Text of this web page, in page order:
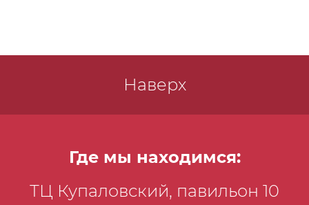
Наверх
Где мы находимся:
ТЦ Купаловский, павильон 10